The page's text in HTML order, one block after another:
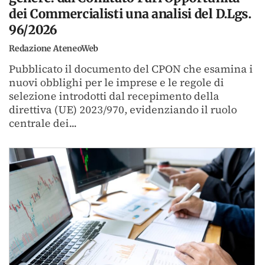
dei Commercialisti una analisi del D.Lgs.
96/2026
Redazione AteneoWeb
Pubblicato il documento del CPON che esamina i
nuovi obblighi per le imprese e le regole di
selezione introdotti dal recepimento della
direttiva (UE) 2023/970, evidenziando il ruolo
centrale dei...